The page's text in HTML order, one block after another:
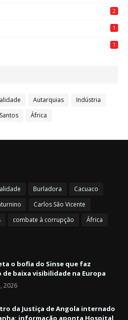
2
1
1
Autarquias
Indústria
África
Burladora
Cacuaco
Carlos São Vicente
combate à corrupção África
o bofia do Sinse que faz
baixa visibilidade na Europa
2026
da Justiça de Angola internado
informação aponta Hospital